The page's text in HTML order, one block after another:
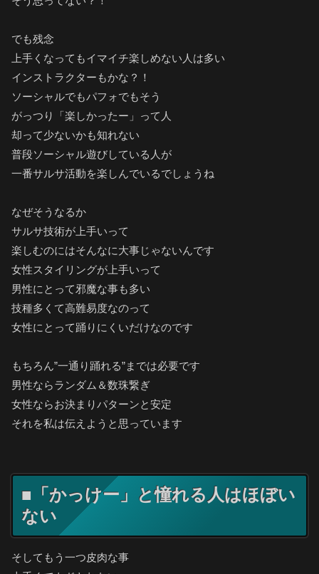
でも残念
上手くなってもイマイチ楽しめない人は多い
インストラクターもかな？！
ソーシャルでもパフォでもそう
がっつり「楽しかったー」って人
却って少ないかも知れない
普段ソーシャル遊びしている人が
一番サルサ活動を楽しんでいるでしょうね
なぜそうなるか
サルサ技術が上手いって
楽しむのにはそんなに大事じゃないんです
女性スタイリングが上手いって
男性にとって邪魔な事も多い
技種多くて高難易度なのって
女性にとって踊りにくいだけなのです
もちろん”一通り踊れる”までは必要です
男性ならランダム＆数珠繋ぎ
女性ならお決まりパターンと安定
それを私は伝えようと思っています
■「かっけー」と憧れる人はほぼい
ない
そしてもう一つ皮肉な事